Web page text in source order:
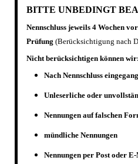
BITTE UNBEDINGT
Nennschluss jeweils 4 Wochen
Prüfung (Berücksichtigung nach
Nicht berücksichtigen können wir:
Nach Nennschluss
Unleserliche oder
Nennungen auf falschen
mündliche Nennungen
Nennungen per Post oder